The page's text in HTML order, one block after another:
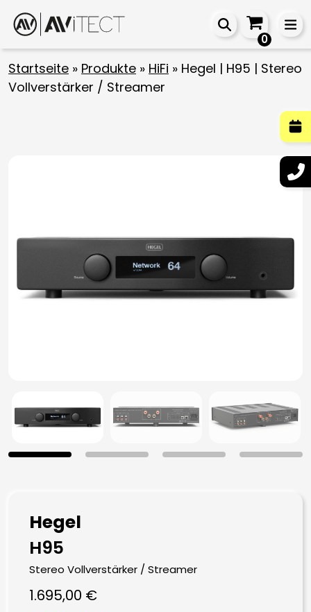
0
Startseite » Produkte » HiFi » Hegel | H95 | Stereo
Vollverstärker / Streamer
Hegel
H95
Stereo Vollverstärker / Streamer
1.695,00 €